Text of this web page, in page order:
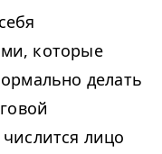
которые
делать
лицо